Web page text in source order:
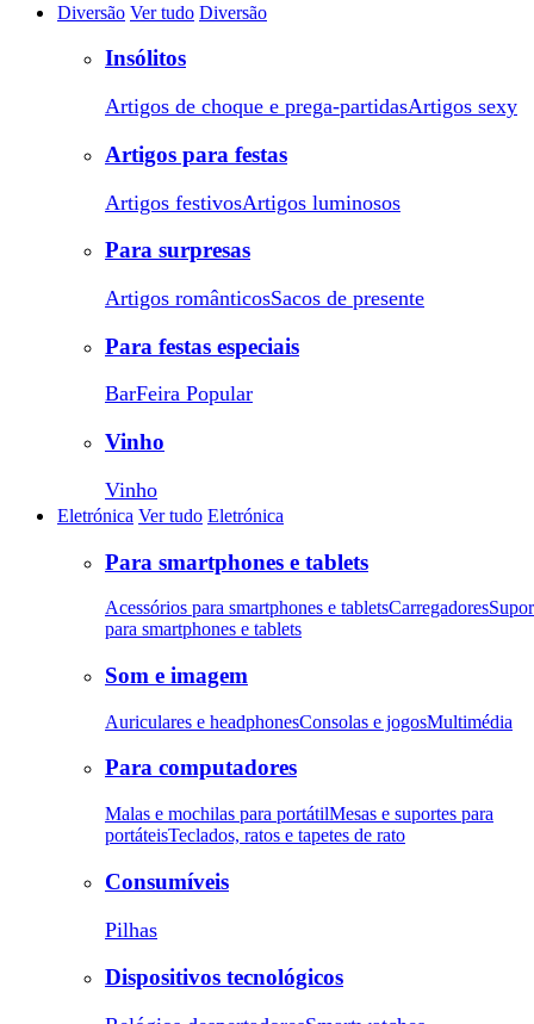
Diversão Ver tudo Diversão
Insólitos
Artigos de choque e prega-partidasArtigos sexy
Artigos para festas
Artigos festivosArtigos luminosos
Para surpresas
Artigos românticosSacos de presente
Para festas especiais
BarFeira Popular
Vinho
Vinho
Eletrónica Ver tudo Eletrónica
Para smartphones e tablets
Acessórios para smartphones e tabletsCarregadores
para smartphones e tablets
Som e imagem
Auriculares e headphonesConsolas e jogosMultimédia
Para computadores
Malas e mochilas para portátilMesas e suportes para
portáteisTeclados, ratos e tapetes de rato
Consumíveis
Pilhas
Dispositivos tecnológicos